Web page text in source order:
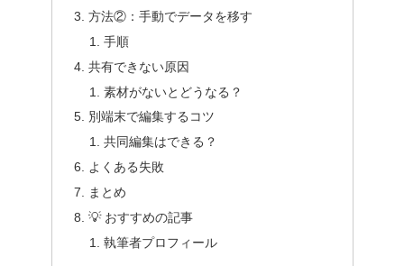
方法②：手動でデータを移す
手順
共有できない原因
素材がないとどうなる？
別端末で編集するコツ
共同編集はできる？
よくある失敗
まとめ
💡 おすすめの記事
執筆者プロフィール